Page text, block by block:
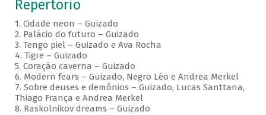
Repertório
1. Cidade neon – Guizado
2. Palácio do futuro – Guizado
3. Tengo piel – Guizado e Ava Rocha
4. Tigre – Guizado
5. Coração caverna – Guizado
6. Modern fears – Guizado, Negro Léo e Andrea Merkel
7. Sobre deuses e demônios – Guizado, Lucas Santtana,
Thiago França e Andrea Merkel
8. Raskolnikov dreams – Guizado